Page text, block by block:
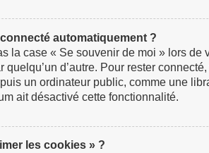
automatiquement ?
la case « Se souvenir de moi » lors
quelqu’un d’autre. Pour rester
un ordinateur public, comme une
ait désactivé cette fonctionnalité.
les cookies » ?